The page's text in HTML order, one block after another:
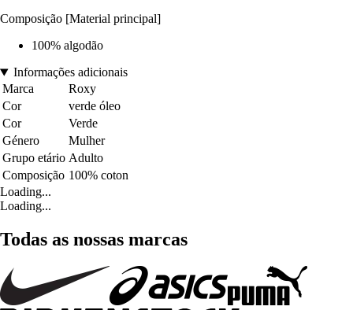
Composição [Material principal]
100% algodão
Informações adicionais
Marca
Roxy
Cor
verde óleo
Cor
Verde
Género
Mulher
Grupo etário Adulto
Composição 100% coton
Loading...
Loading...
Todas as nossas marcas